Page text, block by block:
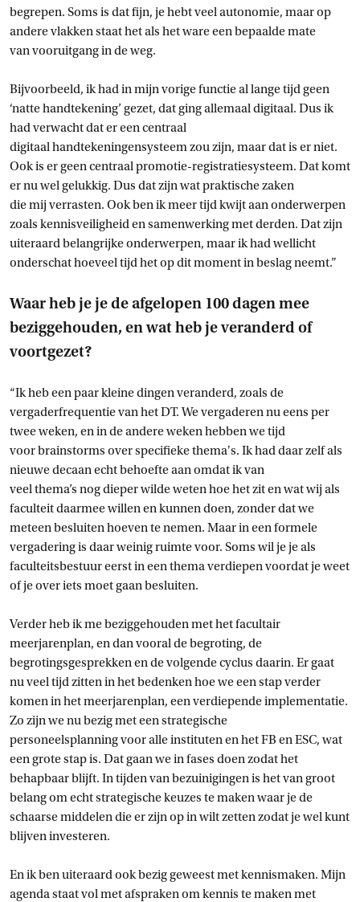
begrepen. Soms is dat fijn, je hebt veel autonomie, maar op
andere vlakken staat het als het ware een bepaalde mate
van vooruitgang in de weg.
Bijvoorbeeld, ik had in mijn vorige functie al lange tijd geen
‘natte handtekening’ gezet, dat ging allemaal digitaal. Dus ik
had verwacht dat er een centraal
digitaal handtekeningensysteem zou zijn, maar dat is er niet.
Ook is er geen centraal promotie-registratiesysteem. Dat komt
er nu wel gelukkig. Dus dat zijn wat praktische zaken
die mij verrasten. Ook ben ik meer tijd kwijt aan onderwerpen
zoals kennisveiligheid en samenwerking met derden. Dat zijn
uiteraard belangrijke onderwerpen, maar ik had wellicht
onderschat hoeveel tijd het op dit moment in beslag neemt.”
Waar heb je je de afgelopen 100 dagen mee
beziggehouden, en wat heb je veranderd of
voortgezet?
“Ik heb een paar kleine dingen veranderd, zoals de
vergaderfrequentie van het DT. We vergaderen nu eens per
twee weken, en in de andere weken hebben we tijd
voor brainstorms over specifieke thema's. Ik had daar zelf als
nieuwe decaan echt behoefte aan omdat ik van
veel thema’s nog dieper wilde weten hoe het zit en wat wij als
faculteit daarmee willen en kunnen doen, zonder dat we
meteen besluiten hoeven te nemen. Maar in een formele
vergadering is daar weinig ruimte voor. Soms wil je je als
faculteitsbestuur eerst in een thema verdiepen voordat je weet
of je over iets moet gaan besluiten.
Verder heb ik me beziggehouden met het facultair
meerjarenplan, en dan vooral de begroting, de
begrotingsgesprekken en de volgende cyclus daarin. Er gaat
nu veel tijd zitten in het bedenken hoe we een stap verder
komen in het meerjarenplan, een verdiepende implementatie.
Zo zijn we nu bezig met een strategische
personeelsplanning voor alle instituten en het FB en ESC, wat
een grote stap is. Dat gaan we in fases doen zodat het
behapbaar blijft. In tijden van bezuinigingen is het van groot
belang om echt strategische keuzes te maken waar je de
schaarse middelen die er zijn op in wilt zetten zodat je wel kunt
blijven investeren.
En ik ben uiteraard ook bezig geweest met kennismaken. Mijn
agenda staat vol met afspraken om kennis te maken met